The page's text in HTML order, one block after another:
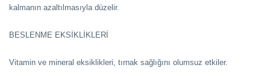
kalmanın azaltılmasıyla düzelir.
BESLENME EKSİKLİKLERİ
Vitamin ve mineral eksiklikleri, tırnak sağlığını olumsuz etkiler.